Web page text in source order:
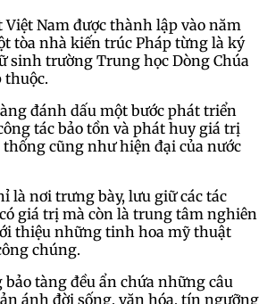
Nam được thành lập vào năm
tòa nhà kiến trúc Pháp từng là ký
sinh trường Trung học Dòng Chúa
thuộc.
đánh dấu một bước phát triển
tác bảo tồn và phát huy giá trị
cũng như hiện đại của nước
là nơi trưng bày, lưu giữ các tác
giá trị mà còn là trung tâm nghiên
thiệu những tinh hoa mỹ thuật
chúng.
tàng đều ẩn chứa những câu
ánh đời sống, văn hóa, tín ngưỡng